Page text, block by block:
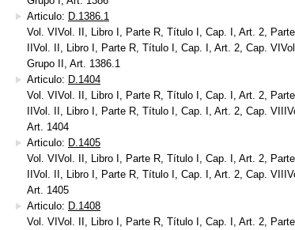
Articulo: D.1386.1
Vol. VIVol. II, Libro I, Parte R, Título I, Cap. I, Art. 2,
IIVol. II, Libro I, Parte R, Título I, Cap. I, Art. 2, Cap.
Grupo II, Art. 1386.1
Articulo: D.1404
Vol. VIVol. II, Libro I, Parte R, Título I, Cap. I, Art. 2,
IIVol. II, Libro I, Parte R, Título I, Cap. I, Art. 2, Cap.
Art. 1404
Articulo: D.1405
Vol. VIVol. II, Libro I, Parte R, Título I, Cap. I, Art. 2,
IIVol. II, Libro I, Parte R, Título I, Cap. I, Art. 2, Cap.
Art. 1405
Articulo: D.1408
Vol. VIVol. II, Libro I, Parte R, Título I, Cap. I, Art. 2,